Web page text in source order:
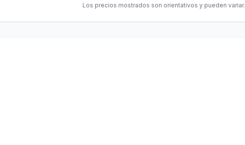
Los precios mostrados son orientativos y pueden variar.